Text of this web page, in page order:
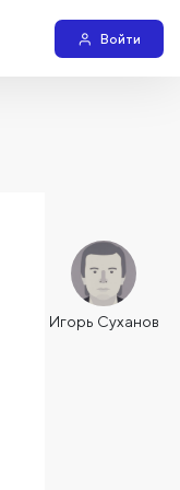
Войти
Игорь Суханов